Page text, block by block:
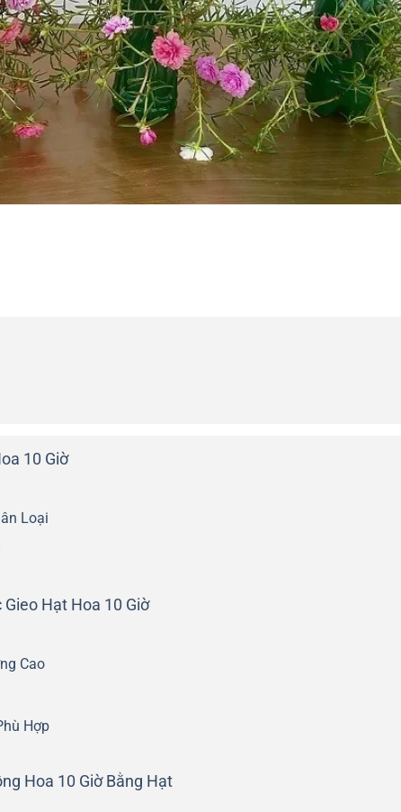
10 Giờ
Loại
Hạt Hoa 10 Giờ
Cao
Hợp
Hoa 10 Giờ Bằng Hạt